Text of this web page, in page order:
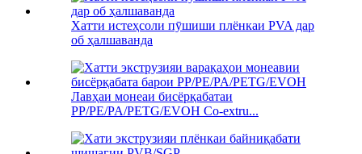
Хатти истеҳсоли пӯшиши плёнкаи PVA дар
об ҳалшаванда
Лавҳаи монеаи бисёрқабатаи
PP/PE/PA/PETG/EVOH Co-extru...